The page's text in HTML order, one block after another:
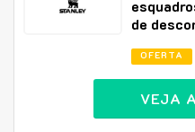
de
OFERTA
VEJA